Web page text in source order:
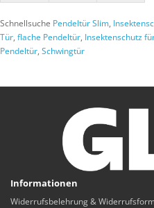
Schnellsuche Pendeltür Slim,
Tür, flache Pendeltür, Insektenschutz
Pendeltür, Schwingtür
Informationen
Widerrufsbelehrung &